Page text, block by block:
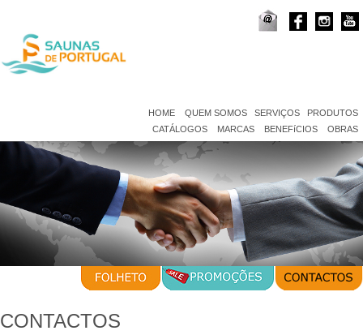
HOME QUEM SOMOS SERVIÇOS
PRODUTOS
CATÁLOGOS
MARCAS BENEFíCIOS OBRAS
CONTACTOS